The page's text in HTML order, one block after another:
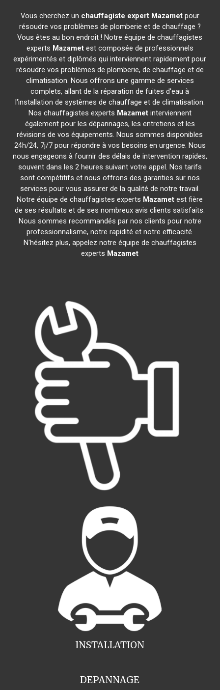
Vous cherchez un chauffagiste expert Mazametpour
résoudre vos problèmes de plomberie et de chauffage ?
Vous êtes au bon endroit ! Notre équipe de chauffagistes
experts Mazametest composée de professionnels
expérimentés et diplômés qui interviennent rapidement pour
résoudre vos problèmes de plomberie, de chauffage et de
climatisation. Nous offrons une gamme de services
complets, allant de la réparation de fuites d'eau à
l'installation de systèmes de chauffage et de climatisation.
Nos chauffagistes experts Mazametinterviennent
également pour les dépannages, les entretiens et les
révisions de vos équipements. Nous sommes disponibles
24h/24, 7j/7 pour répondre à vos besoins en urgence. Nous
nous engageons à fournir des délais de intervention rapides,
souvent dans les 2 heures suivant votre appel. Nos tarifs
sont compétitifs et nous offrons des garanties sur nos
services pour vous assurer de la qualité de notre travail.
Notre équipe de chauffagistes experts Mazamet est fière
de ses résultats et de ses nombreux avis clients satisfaits.
Nous sommes recommandés par nos clients pour notre
professionnalisme, notre rapidité et notre efficacité.
N'hésitez plus, appelez notre équipe de chauffagistes
experts Mazamet
INSTALLATION
DEPANNAGE